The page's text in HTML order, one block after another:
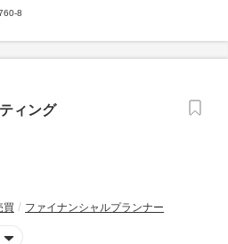
8
ィング
買 ファイナンシャルプランナー